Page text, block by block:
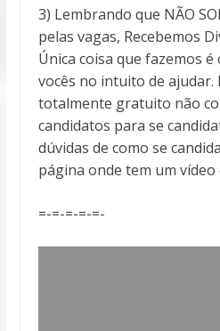
3) Lembrando que NÃO
pelas vagas, Recebemos
Única coisa que fazemos
vocês no intuito de ajudar.
totalmente gratuito não
candidatos para se
dúvidas de como se
página onde tem um vídeo
=-=-=-=-=-